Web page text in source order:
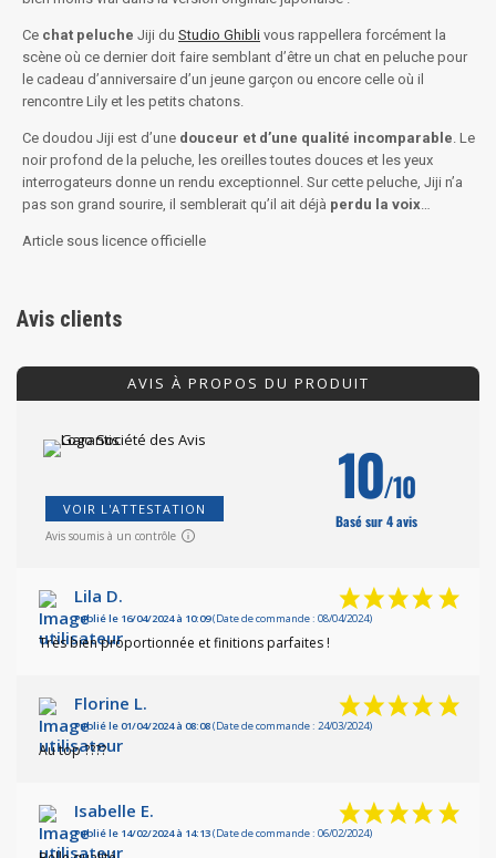
Ce chat peluche Jiji du Studio Ghibli vous rappellera forcément la
scène où ce dernier doit faire semblant d’être un chat en peluche pour
le cadeau d’anniversaire d’un jeune garçon ou encore celle où il
rencontre Lily et les petits chatons.
Ce doudou Jiji est d’une douceur et d’une qualité incomparable. Le
noir profond de la peluche, les oreilles toutes douces et les yeux
interrogateurs donne un rendu exceptionnel. Sur cette peluche, Jiji n’a
pas son grand sourire, il semblerait qu’il ait déjà perdu la voix…
Article sous licence officielle
Avis clients
AVIS À PROPOS DU PRODUIT
VOIR L'ATTESTATION
Avis soumis à un contrôle
10/10
Basé sur 4 avis
Lila D.
Publié le 16/04/2024 à 10:09(Date de commande : 08/04/2024)
Très bien proportionnée et finitions parfaites !
Florine L.
Publié le 01/04/2024 à 08:08(Date de commande : 24/03/2024)
Au top ????
Isabelle E.
Publié le 14/02/2024 à 14:13(Date de commande : 06/02/2024)